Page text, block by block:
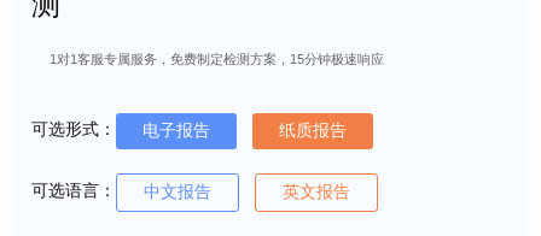
1对1客服专属服务，免费制定检测方案，15分钟极速响应
可选形式： 电子报告 纸质报告
可选语言： 中文报告 英文报告